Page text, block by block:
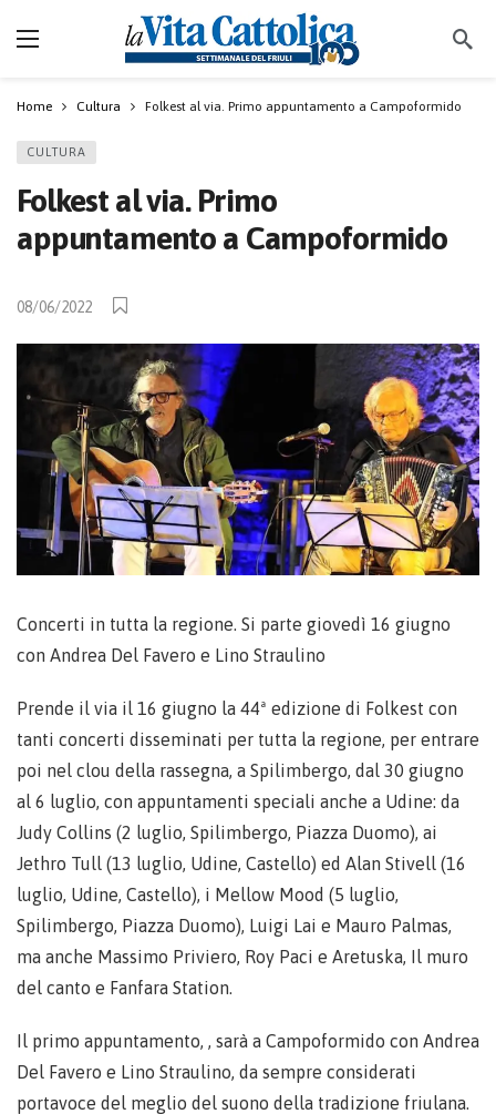
Home Cultura Folkest al via. Primo appuntamento a Campoformido
CULTURA
Folkest al via. Primo
appuntamento a Campoformido
08/06/2022
Concerti in tutta la regione. Si parte giovedì 16 giugno
con Andrea Del Favero e Lino Straulino
Prende il via il 16 giugno la 44ª edizione di Folkest con
tanti concerti disseminati per tutta la regione, per entrare
poi nel clou della rassegna, a Spilimbergo, dal 30 giugno
al 6 luglio, con appuntamenti speciali anche a Udine: da
Judy Collins (2 luglio, Spilimbergo, Piazza Duomo), ai
Jethro Tull (13 luglio, Udine, Castello) ed Alan Stivell (16
luglio, Udine, Castello), i Mellow Mood (5 luglio,
Spilimbergo, Piazza Duomo), Luigi Lai e Mauro Palmas,
ma anche Massimo Priviero, Roy Paci e Aretuska, Il muro
del canto e Fanfara Station.
Il primo appuntamento, , sarà a Campoformido con Andrea
Del Favero e Lino Straulino, da sempre considerati
portavoce del meglio del suono della tradizione friulana.